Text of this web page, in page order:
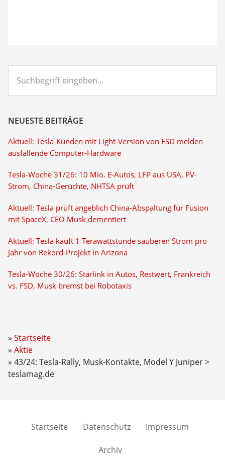
eingeben...
NEUESTE BEITRÄGE
Aktuell: Tesla-Kunden mit Light-Version von FSD melden
ausfallende Computer-Hardware
Tesla-Woche 31/26: 10 Mio. E-Autos, LFP aus USA, PV-
Strom, China-Gerüchte, NHTSA prüft
Aktuell: Tesla prüft angeblich China-Abspaltung für Fusion
mit SpaceX, CEO Musk dementiert
Aktuell: Tesla kauft 1 Terawattstunde sauberen Strom pro
Jahr von Rekord-Projekt in Arizona
Tesla-Woche 30/26: Starlink in Autos, Restwert, Frankreich
vs. FSD, Musk bremst bei Robotaxis
Startseite
Aktie
43/24: Tesla-Rally, Musk-Kontakte, Model Y Juniper >
teslamag.de
Startseite Datenschutz Impressum
Archiv